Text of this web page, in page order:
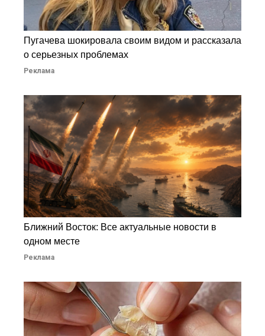
Пугачева шокировала своим видом и рассказала
о серьезных проблемах
Реклама
Ближний Восток: Все актуальные новости в
одном месте
Реклама